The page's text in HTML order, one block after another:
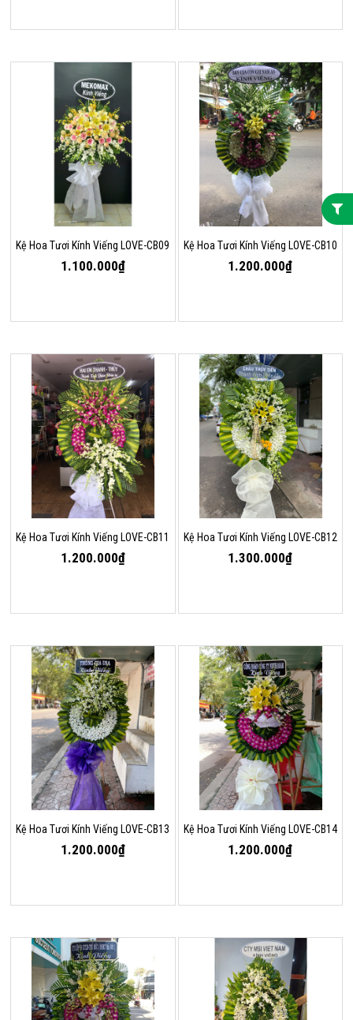
Kệ Hoa Tươi Kính Viếng LOVE-CB09
1.100.000₫
Kệ Hoa Tươi Kính Viếng LOVE-CB10
1.200.000₫
Kệ Hoa Tươi Kính Viếng LOVE-CB11
1.200.000₫
Kệ Hoa Tươi Kính Viếng LOVE-CB12
1.300.000₫
Kệ Hoa Tươi Kính Viếng LOVE-CB13
1.200.000₫
Kệ Hoa Tươi Kính Viếng LOVE-CB14
1.200.000₫